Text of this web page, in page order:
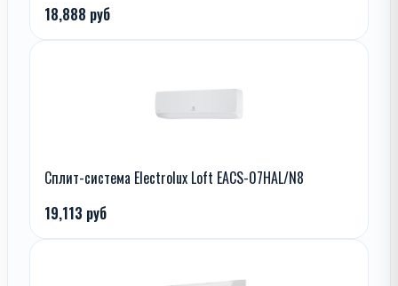
18,888 руб
Сплит-система Electrolux Loft EACS-07HAL/N8
19,113 руб